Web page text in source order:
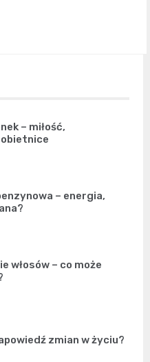
– miłość,
– energia,
włosów – co może
zmian w życiu?